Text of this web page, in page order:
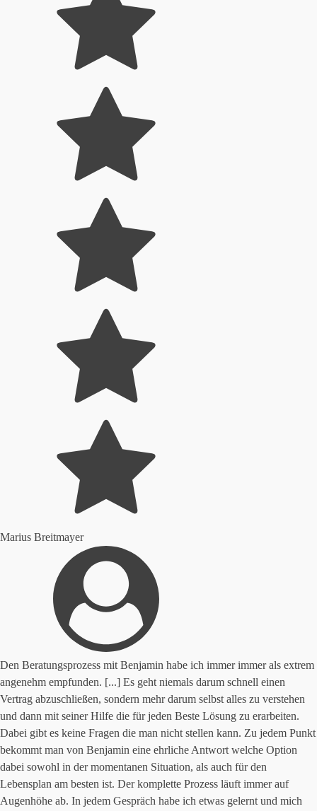
Marius Breitmayer
Den Beratungsprozess mit Benjamin habe ich immer immer als extrem
angenehm empfunden. [...] Es geht niemals darum schnell einen
Vertrag abzuschließen, sondern mehr darum selbst alles zu verstehen
und dann mit seiner Hilfe die für jeden Beste Lösung zu erarbeiten.
Dabei gibt es keine Fragen die man nicht stellen kann. Zu jedem Punkt
bekommt man von Benjamin eine ehrliche Antwort welche Option
dabei sowohl in der momentanen Situation, als auch für den
Lebensplan am besten ist. Der komplette Prozess läuft immer auf
Augenhöhe ab. In jedem Gespräch habe ich etwas gelernt und mich